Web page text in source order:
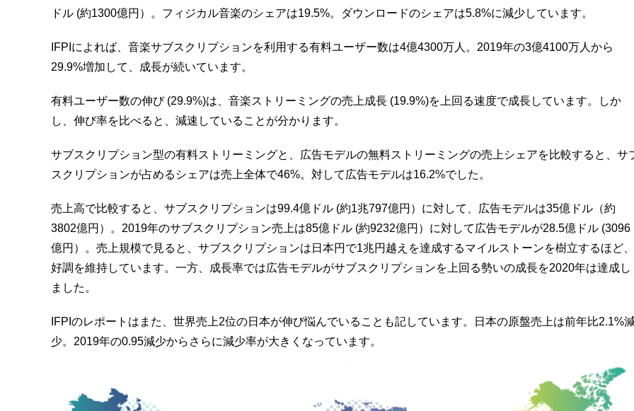
ドル (約1300億円）。フィジカル音楽のシェアは19.5%。ダウンロードのシェアは5.8%に減少しています。
IFPIによれば、音楽サブスクリプションを利用する有料ユーザー数は4億4300万人。2019年の3億4100万人から
29.9%増加して、成長が続いています。
有料ユーザー数の伸び (29.9%)は、音楽ストリーミングの売上成長 (19.9%)を上回る速度で成長しています。しか
し、伸び率を比べると、減速していることが分かります。
サブスクリプション型の有料ストリーミングと、広告モデルの無料ストリーミングの売上シェアを比較すると、サ
スクリプションが占めるシェアは売上全体で46%。対して広告モデルは16.2%でした。
売上高で比較すると、サブスクリプションは99.4億ドル (約1兆797億円）に対して、広告モデルは35億ドル（約
3802億円）。2019年のサブスクリプション売上は85億ドル (約9232億円）に対して広告モデルが28.5億ドル (3096
億円）。売上規模で見ると、サブスクリプションは日本円で1兆円越えを達成するマイルストーンを樹立するほど、
好調を維持しています。一方、成長率では広告モデルがサブスクリプションを上回る勢いの成長を2020年は達成し
ました。
IFPIのレポートはまた、世界売上2位の日本が伸び悩んでいることも記しています。日本の原盤売上は前年比2.1%
少。2019年の0.95減少からさらに減少率が大きくなっています。